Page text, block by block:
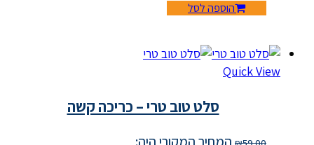
הוספה לסל
Quick View
סלט טוב טרי – כריכה קשה